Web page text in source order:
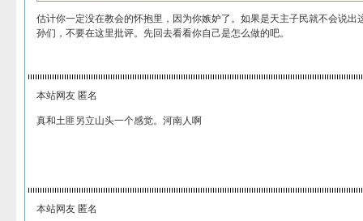
估计你一定没在教会的怀抱里，因为你嫉妒了。如果是天主子民就不会说出
孙们，不要在这里批评。先回去看看你自己是怎么做的吧。
本站网友 匿名
真和土匪另立山头一个感觉。河南人啊
本站网友 匿名